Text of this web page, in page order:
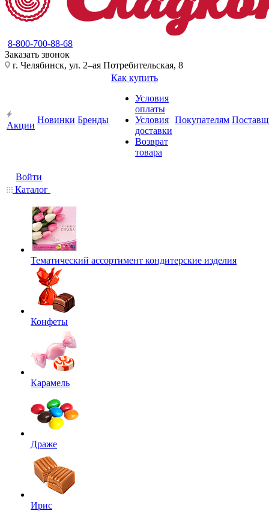
8-800-700-88-68
Заказать звонок
г. Челябинск, ул. 2–ая Потребительская, 8
Акции
Новинки Бренды
Как купить
Условия
оплаты
Условия
доставки
Возврат
товара
Покупателям
Войти
Каталог
Тематический ассортимент кондитерские изделия
Конфеты
Карамель
Драже
Ирис